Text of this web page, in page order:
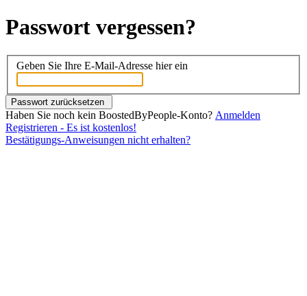
Passwort vergessen?
Geben Sie Ihre E-Mail-Adresse hier ein
Haben Sie noch kein BoostedByPeople-Konto? Anmelden
Registrieren - Es ist kostenlos!
Bestätigungs-Anweisungen nicht erhalten?